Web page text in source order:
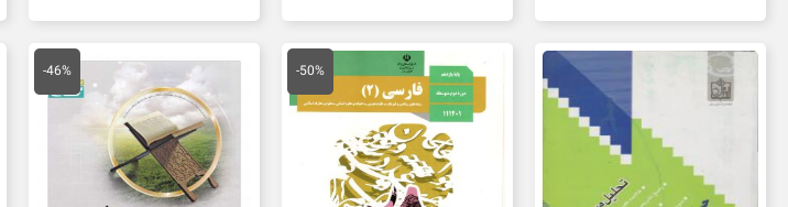
-50%
قیمت
اصلی
100,000 تومان
بود.
قیمت
فعلی
است.
-46%
اصلی
175,000 تومان
بود.
قیمت
فعلی
است.